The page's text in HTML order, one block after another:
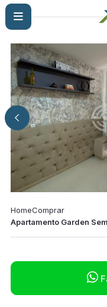

HomeComprar
Apartamento Garden
